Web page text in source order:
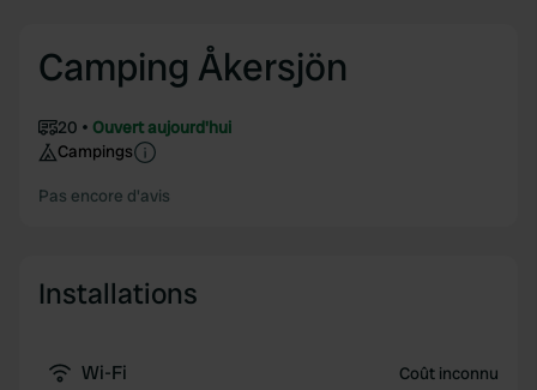
Camping Åkersjön
20
Ouvert aujourd'hui
Campings
Pas encore d'avis
Installations
Wi-Fi Coût inconnu